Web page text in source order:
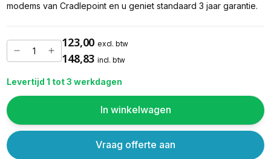
modems van Cradlepoint en u geniet standaard 3 jaar garantie.
123,00 excl. btw
148,83 incl. btw
Levertijd 1 tot 3 werkdagen
In winkelwagen
Vraag offerte aan